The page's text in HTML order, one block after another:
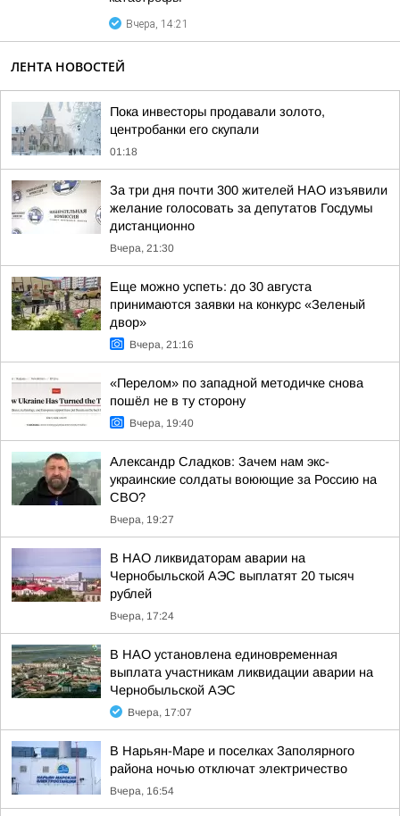
Вчера, 14:21
ЛЕНТА НОВОСТЕЙ
Пока инвесторы продавали золото,
центробанки его скупали
01:18
За три дня почти 300 жителей НАО изъявили
желание голосовать за депутатов Госдумы
дистанционно
Вчера, 21:30
Еще можно успеть: до 30 августа
принимаются заявки на конкурс «Зеленый
двор»
Вчера, 21:16
«Перелом» по западной методичке снова
пошёл не в ту сторону
Вчера, 19:40
Александр Сладков: Зачем нам экс-
украинские солдаты воюющие за Россию на
СВО?
Вчера, 19:27
В НАО ликвидаторам аварии на
Чернобыльской АЭС выплатят 20 тысяч
рублей
Вчера, 17:24
В НАО установлена единовременная
выплата участникам ликвидации аварии на
Чернобыльской АЭС
Вчера, 17:07
В Нарьян-Маре и поселках Заполярного
района ночью отключат электричество
Вчера, 16:54